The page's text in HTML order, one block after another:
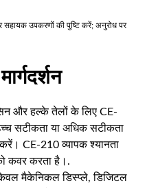
सहायक उपकरणों की पुष्टि करें; अनुरोध पर
और हल्के तेलों के लिए CE-
सटीकता या अधिक सटीकता
CE-210 व्यापक श्यानता
कवर करता है।.
मैकेनिकल डिस्प्ले, डिजिटल